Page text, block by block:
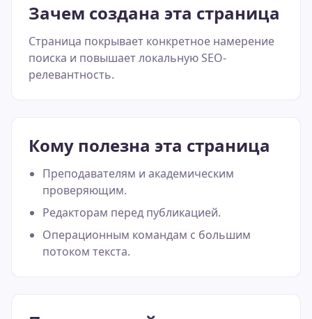
Зачем создана эта страница
Страница покрывает конкретное намерение
поиска и повышает локальную SEO-
релевантность.
Кому полезна эта страница
Преподавателям и академическим
проверяющим.
Редакторам перед публикацией.
Операционным командам с большим
потоком текста.